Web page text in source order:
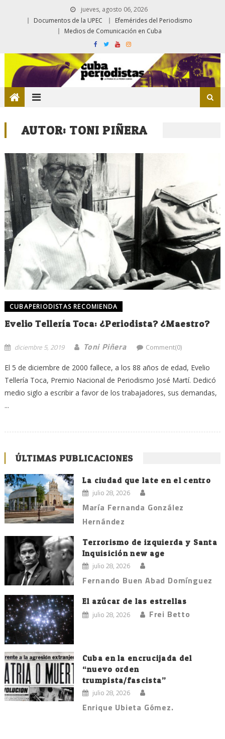
jueves, agosto 06, 2026
Documentos de la UPEC
Efemérides del Periodismo
Medios de Comunicación en Cuba
AUTOR: TONI PIÑERA
CUBAPERIODISTAS RECOMIENDA
Evelio Tellería Toca: ¿Periodista? ¿Maestro?
diciembre 5, 2019 Toni Piñera Comment(0)
El 5 de diciembre de 2000 fallece, a los 88 años de edad, Evelio
Tellería Toca, Premio Nacional de Periodismo José Martí. Dedicó
medio siglo a escribir a favor de los trabajadores, sus demandas,
...
ÚLTIMAS PUBLICACIONES
La ciudad que late en el centro
julio 28, 2026
María Fernanda González
Hernández
Terrorismo de izquierda y Santa
Inquisición new age
julio 28, 2026
Fernando Buen Abad Domínguez
El azúcar de las estrellas
julio 28, 2026 Frei Betto
Cuba en la encrucijada del
“nuevo orden
trumpista/fascista”
julio 28, 2026
Enrique Ubieta Gómez.